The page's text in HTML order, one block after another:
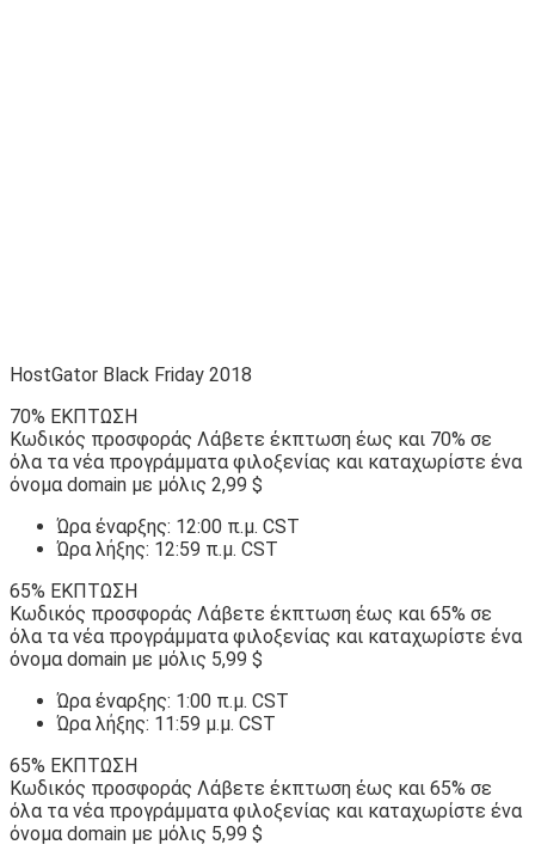
HostGator Black Friday 2018
70% ΕΚΠΤΩΣΗ
Κωδικός προσφοράς Λάβετε έκπτωση έως και 70% σε
όλα τα νέα προγράμματα φιλοξενίας και καταχωρίστε ένα
όνομα domain με μόλις 2,99 $
Ώρα έναρξης: 12:00 π.μ. CST
Ώρα λήξης: 12:59 π.μ. CST
65% ΕΚΠΤΩΣΗ
Κωδικός προσφοράς Λάβετε έκπτωση έως και 65% σε
όλα τα νέα προγράμματα φιλοξενίας και καταχωρίστε ένα
όνομα domain με μόλις 5,99 $
Ώρα έναρξης: 1:00 π.μ. CST
Ώρα λήξης: 11:59 μ.μ. CST
65% ΕΚΠΤΩΣΗ
Κωδικός προσφοράς Λάβετε έκπτωση έως και 65% σε
όλα τα νέα προγράμματα φιλοξενίας και καταχωρίστε ένα
όνομα domain με μόλις 5,99 $